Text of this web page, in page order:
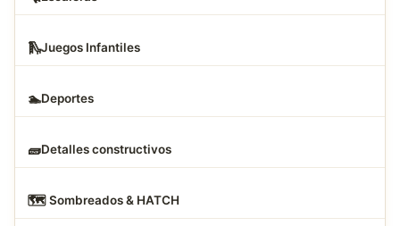
🛝Juegos Infantiles
🏊Deportes
🧱Detalles constructivos
🗺️ Sombreados & HATCH